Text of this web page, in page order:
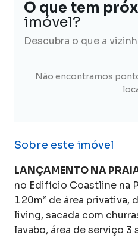
O que tem
imóvel?
Descubra o que a
Não encontramos
Sobre este imóvel
LANÇAMENTO NA
no Edifício Coastline na
120m² de área privativa,
living, sacada com
lavabo, área de serviço